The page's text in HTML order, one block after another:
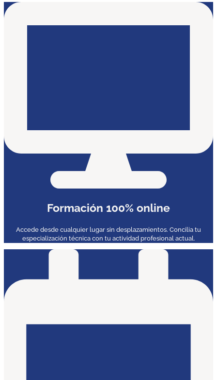
Formación 100% online
Accede desde cualquier lugar sin desplazamientos. Concilia tu
especialización técnica con tu actividad profesional actual.